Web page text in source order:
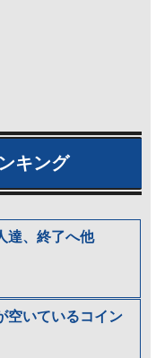
キング
達、終了へ他
空いているコイン